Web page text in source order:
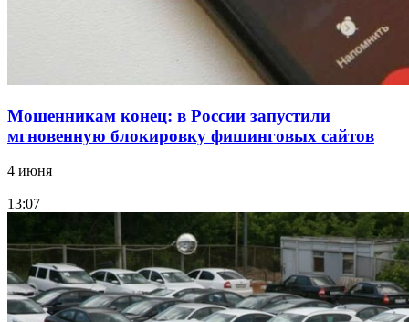
Мошенникам конец: в России запустили
мгновенную блокировку фишинговых сайтов
4 июня
13:07